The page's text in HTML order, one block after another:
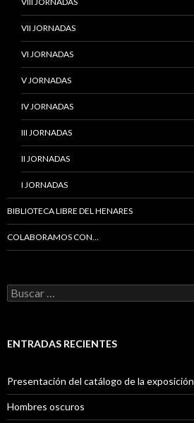
VII JORNADAS
VI JORNADAS
V JORNADAS
IV JORNADAS
III JORNADAS
II JORNADAS
I JORNADAS
BIBLIOTECA LIBRE DEL HENARES
COLABORAMOS CON…
B
u
a
ENTRADAS RECIENTES
Presentación del catálogo de la exposición
Hombres oscuros